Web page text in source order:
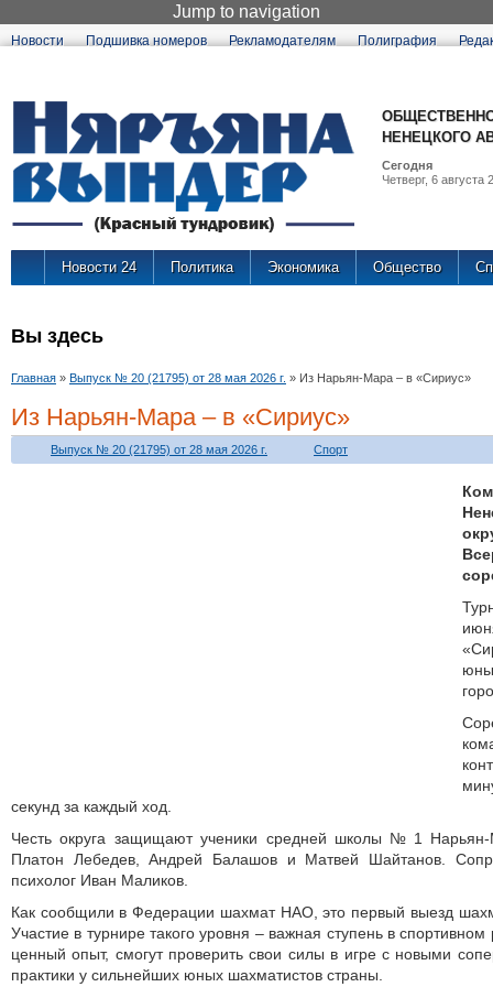
Jump to navigation
Новости Подшивка номеров Рекламодателям Полиграфия
НЕНЕЦКОГО
Сегодня
Четверг, 6 августа
Новости 24 Политика Экономика Общество
Вы здесь
Главная » Выпуск № 20 (21795) от 28 мая 2026 г. » Из Нарьян-Мара – в «Сириус»
Из Нарьян-Мара – в «Сириус»
Выпуск № 20 (21795) от 28 мая 2026 г. Спорт
секунд за каждый ход.
Честь округа защищают ученики средней школы № 1
Платон Лебедев, Андрей Балашов и Матвей Шайтанов.
психолог Иван Маликов.
Как сообщили в Федерации шахмат НАО, это первый выезд
Участие в турнире такого уровня – важная ступень в
ценный опыт, смогут проверить свои силы в игре с новыми
практики у сильнейших юных шахматистов страны.